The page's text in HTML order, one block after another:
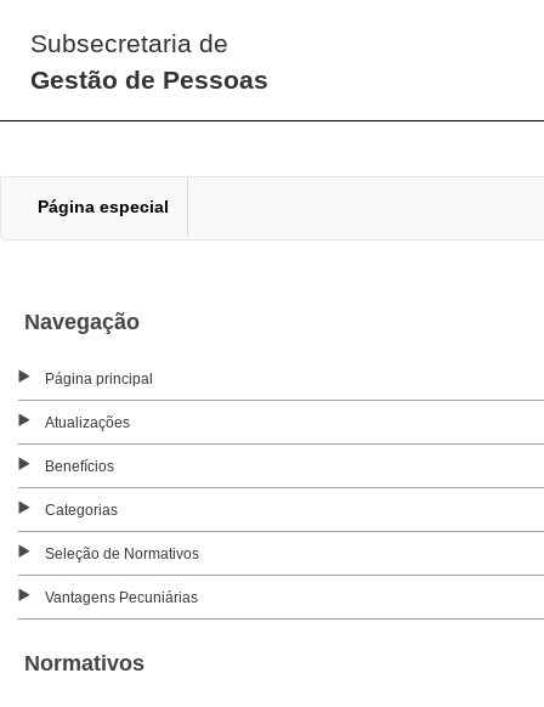
Subsecretaria de
Gestão de Pessoas
Página especial
Navegação
Página principal
Atualizações
Benefícios
Categorias
Seleção de Normativos
Vantagens Pecuniárias
Normativos